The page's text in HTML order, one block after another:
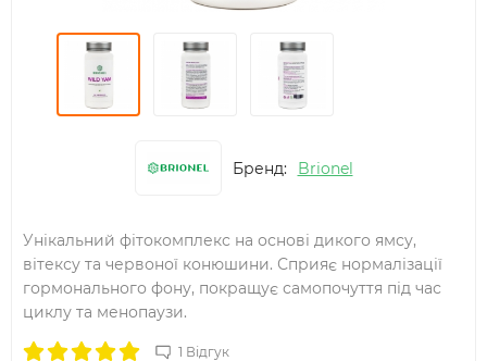
Бренд: Brionel
Унікальний фітокомплекс на основі дикого ямсу,
вітексу та червоної конюшини. Сприяє нормалізації
гормонального фону, покращує самопочуття під час
циклу та менопаузи.
1 Відгук